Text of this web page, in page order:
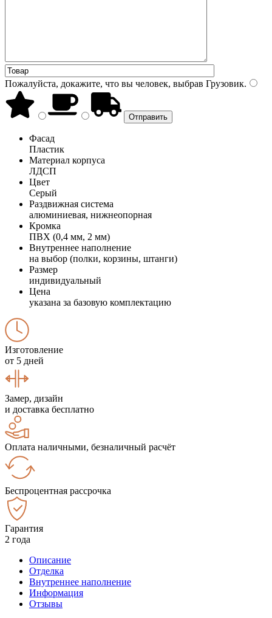
Пожалуйста, докажите, что вы человек, выбрав Грузовик.
Фасад
Пластик
Материал корпуса
ЛДСП
Цвет
Серый
Раздвижная система
алюминиевая, нижнеопорная
Кромка
ПВХ (0,4 мм, 2 мм)
Внутреннее наполнение
на выбор (полки, корзины, штанги)
Размер
индивидуальный
Цена
указана за базовую комплектацию
Изготовление
от 5 дней
Замер, дизайн
и доставка бесплатно
Оплата наличными, безналичный расчёт
Беспроцентная рассрочка
Гарантия
2 года
Описание
Отделка
Внутреннее наполнение
Информация
Отзывы